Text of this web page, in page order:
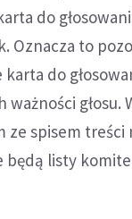
do
Oznacza to
do
ważności
ze spisem
będą listy